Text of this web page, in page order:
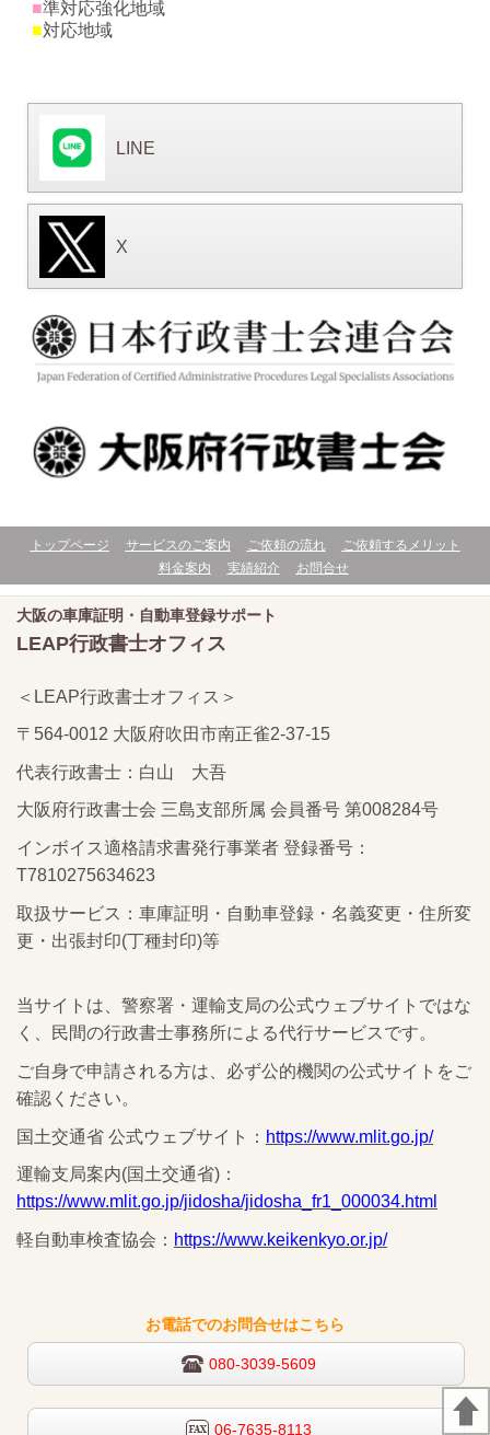
■準対応強化地域
■対応地域
LINE
X
トップページ サービスのご案内 ご依頼の流れ
ご依頼するメリット
料金案内
実績紹介 お問合せ
大阪の車庫証明・自動車登録サポート
LEAP行政書士オフィス
＜LEAP行政書士オフィス＞
〒564-0012 大阪府吹田市南正雀2-37-15
代表行政書士：白山 大吾
大阪府行政書士会 三島支部所属 会員番号 第008284号
インボイス適格請求書発行事業者 登録番号：
T7810275634623
取扱サービス：車庫証明・自動車登録・名義変更・住所変
更・出張封印(丁種封印)等
当サイトは、警察署・運輸支局の公式ウェブサイトではな
く、民間の行政書士事務所による代行サービスです。
ご自身で申請される方は、必ず公的機関の公式サイトをご
確認ください。
国土交通省 公式ウェブサイト： https://www.mlit.go.jp/
運輸支局案内(国土交通省)：
https://www.mlit.go.jp/jidosha/jidosha_fr1_000034.html
軽自動車検査協会： https://www.keikenkyo.or.jp/
お電話でのお問合せはこちら
080-3039-5609
06-7635-8113